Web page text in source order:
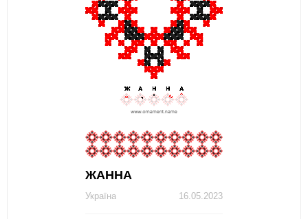
ЖAННA
16.05.2023
Україна